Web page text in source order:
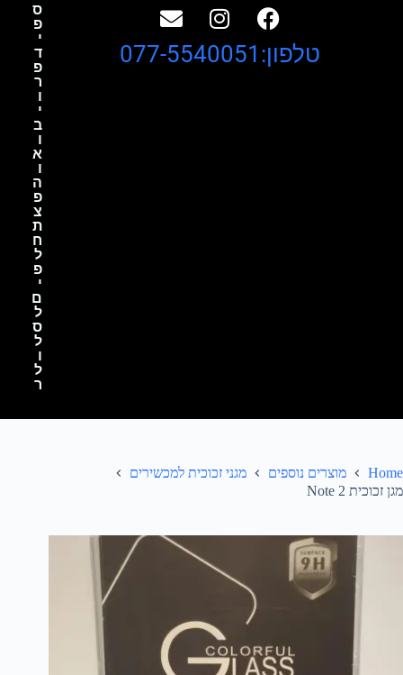
ס
פ
י
ד
פ
ר
ו
י
ב
ו
א
ו
ה
פ
צ
ת
ח
ל
פ
י
ם
ל
ס
ל
ו
ל
ר
טלפון:077-5540051
Home מוצרים נוספים
מגני זכוכית למכשירים
מגן זכוכית Note 2